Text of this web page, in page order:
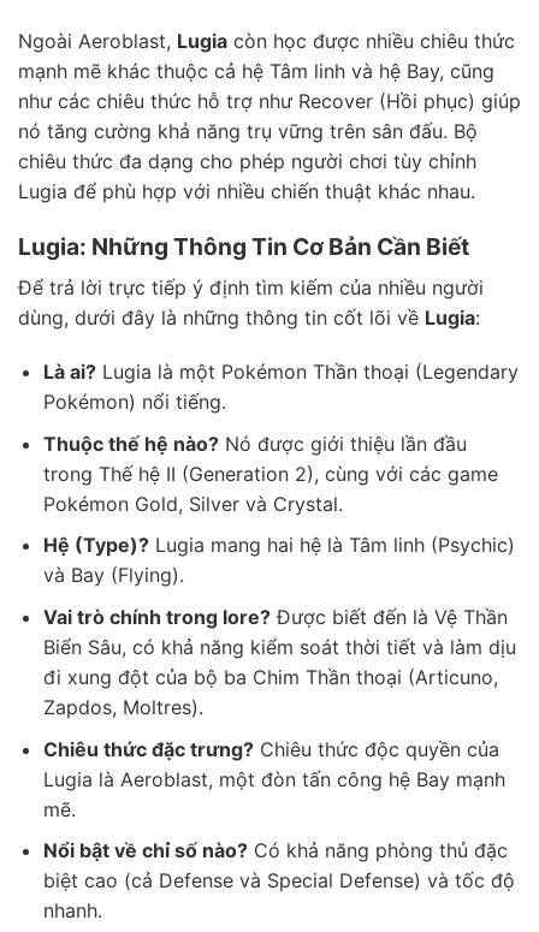
Ngoài Aeroblast, Lugia còn học được nhiều chiêu thức
mạnh mẽ khác thuộc cả hệ Tâm linh và hệ Bay, cũng
như các chiêu thức hỗ trợ như Recover (Hồi phục) giúp
nó tăng cường khả năng trụ vững trên sân đấu. Bộ
chiêu thức đa dạng cho phép người chơi tùy chỉnh
Lugia để phù hợp với nhiều chiến thuật khác nhau.
Lugia: Những Thông Tin Cơ Bản Cần Biết
Để trả lời trực tiếp ý định tìm kiếm của nhiều người
dùng, dưới đây là những thông tin cốt lõi về Lugia:
Là ai?Lugia là một Pokémon Thần thoại (Legendary
Pokémon) nổi tiếng.
Thuộc thế hệ nào?Nó được giới thiệu lần đầu
trong Thế hệ II (Generation 2), cùng với các game
Pokémon Gold, Silver và Crystal.
Hệ (Type)?Lugia mang hai hệ là Tâm linh (Psychic)
và Bay (Flying).
Vai trò chính trong lore?Được biết đến là Vệ Thần
Biển Sâu, có khả năng kiểm soát thời tiết và làm dịu
đi xung đột của bộ ba Chim Thần thoại (Articuno,
Zapdos, Moltres).
Chiêu thức đặc trưng?Chiêu thức độc quyền của
Lugia là Aeroblast, một đòn tấn công hệ Bay mạnh
mẽ.
Nổi bật về chỉ số nào?Có khả năng phòng thủ đặc
biệt cao (cả Defense và Special Defense) và tốc độ
nhanh.